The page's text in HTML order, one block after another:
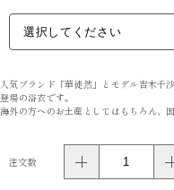
人気ブランド「華徒然」とモデル吉木千
登場の浴衣です。
海外の方へのお土産としてはもちろん、
注文数